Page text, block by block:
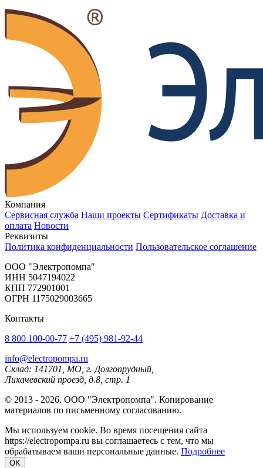
Компания
Сервисная служба Наши проекты Сертификаты Доставка и
оплата Новости
Реквизиты
Политика конфиденциальности Пользовательское соглашение
OOO "Электропомпа"
ИНН 5047194022
КПП 772901001
ОГРН 1175029003665
Контакты
8 800 100-00-77 +7 (495) 981-92-44
info@electropompa.ru
Склад: 141701, МО, г. Долгопрудный,
Лихачевский проезд, д.8, стр. 1
© 2013 - 2026. ООО "Электропомпа". Копирование
материалов по письменному согласованию.
Мы используем cookie. Во время посещения сайта
https://electropompa.ru вы соглашаетесь с тем, что мы
обрабатываем ваши персональные данные. Подробнее
OK